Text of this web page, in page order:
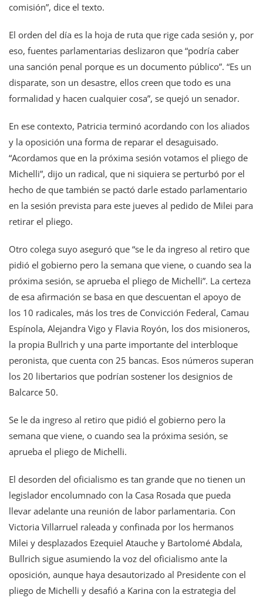
comisión”, dice el texto.
El orden del día es la hoja de ruta que rige cada sesión y, por
eso, fuentes parlamentarias deslizaron que “podría caber
una sanción penal porque es un documento público”. “Es un
disparate, son un desastre, ellos creen que todo es una
formalidad y hacen cualquier cosa”, se quejó un senador.
En ese contexto, Patricia terminó acordando con los aliados
y la oposición una forma de reparar el desaguisado.
“Acordamos que en la próxima sesión votamos el pliego de
Michelli”, dijo un radical, que ni siquiera se perturbó por el
hecho de que también se pactó darle estado parlamentario
en la sesión prevista para este jueves al pedido de Milei para
retirar el pliego.
Otro colega suyo aseguró que “se le da ingreso al retiro que
pidió el gobierno pero la semana que viene, o cuando sea la
próxima sesión, se aprueba el pliego de Michelli”. La certeza
de esa afirmación se basa en que descuentan el apoyo de
los 10 radicales, más los tres de Convicción Federal, Camau
Espínola, Alejandra Vigo y Flavia Royón, los dos misioneros,
la propia Bullrich y una parte importante del interbloque
peronista, que cuenta con 25 bancas. Esos números superan
los 20 libertarios que podrían sostener los designios de
Balcarce 50.
Se le da ingreso al retiro que pidió el gobierno pero la
semana que viene, o cuando sea la próxima sesión, se
aprueba el pliego de Michelli.
El desorden del oficialismo es tan grande que no tienen un
legislador encolumnado con la Casa Rosada que pueda
llevar adelante una reunión de labor parlamentaria. Con
Victoria Villarruel raleada y confinada por los hermanos
Milei y desplazados Ezequiel Atauche y Bartolomé Abdala,
Bullrich sigue asumiendo la voz del oficialismo ante la
oposición, aunque haya desautorizado al Presidente con el
pliego de Michelli y desafió a Karina con la estrategia del